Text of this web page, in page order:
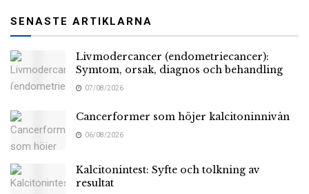
SENASTE ARTIKLARNA
Livmodercancer (endometriecancer):
Symtom, orsak, diagnos och behandling
07/08/2026
Cancerformer som höjer kalcitoninnivån
06/08/2026
Kalcitonintest: Syfte och tolkning av
resultat